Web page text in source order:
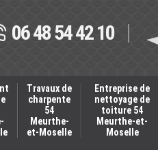
06 48 54 42 10
Travaux de
charpente
54
Meurthe-
et-Moselle
Entreprise de
nettoyage de
toiture 54
Meurthe-et-
Moselle